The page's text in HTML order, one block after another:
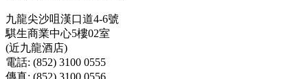
九龍尖沙咀漢口道4-6號
騏生商業中心5樓02室
(近九龍酒店)
電話: (852) 3100 0555
傳真: (852) 3100 0556